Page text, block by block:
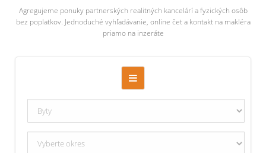
Agregujeme ponuky partnerských realitných kancelárí a fyzických osôb
bez poplatkov. Jednoduché vyhľadávanie, online čet a kontakt na makléra
priamo na inzeráte